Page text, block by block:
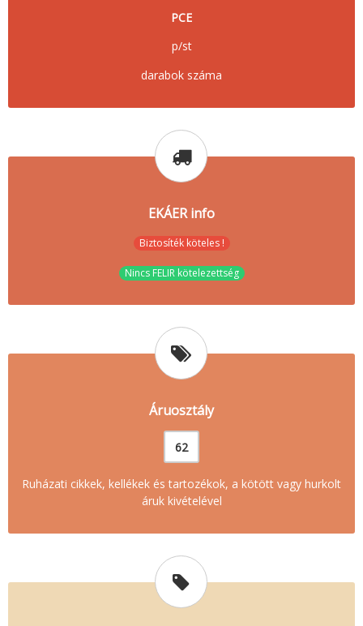
PCE
p/st
darabok száma
EKÁER info
Biztosíték köteles !
Nincs FELIR kötelezettség
Áruosztály
62
Ruházati cikkek, kellékek és tartozékok, a kötött vagy hurkolt
áruk kivételével